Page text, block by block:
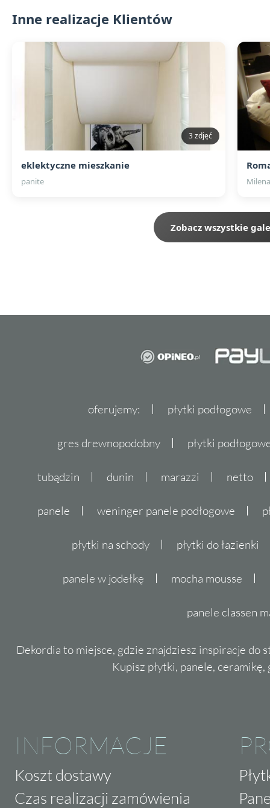
Inne realizacje Klientów
3 zdjęć
eklektyczne mieszkanie
panite
Zobacz wszystkie
oferujemy: płytki podłogowe
gres drewnopodobny płytki
tubądzin dunin marazzi netto
panele weninger panele podłogowe
płytki na schody płytki do łazienki
panele w jodełkę mocha mousse
panele classen
Dekordia to miejsce, gdzie znajdziesz inspiracje do
Kupisz płytki, panele,
INFORMACJE
Koszt dostawy
Czas realizacji zamówienia